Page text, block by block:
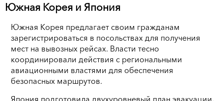
Южная Корея и Япония
Южная Корея предлагает своим гражданам
зарегистрироваться в посольствах для получения
мест на вывозных рейсах. Власти тесно
координировали действия с региональными
авиационными властями для обеспечения
безопасных маршрутов.
Япония подготовила двухуровневый план эвакуации,